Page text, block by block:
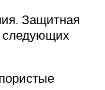
Защитная
следующих